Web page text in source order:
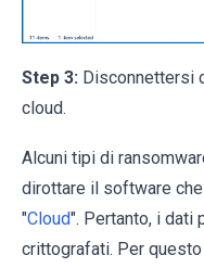
Step 3: Disconnettersi
cloud.
Alcuni tipi di
dirottare il software
"Cloud". Pertanto, i dati
crittografati. Per